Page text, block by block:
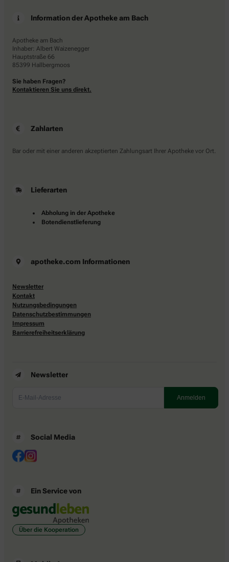
Information der Apotheke am Bach
Apotheke am Bach
Inhaber: Albert Waizenegger
Hauptstraße 66
85399 Hallbergmoos
Sie haben Fragen?
Kontaktieren Sie uns direkt.
Zahlarten
Bar oder mit einer anderen akzeptierten Zahlungsart Ihrer Apotheke vor Ort.
Lieferarten
Abholung in der Apotheke
Botendienstlieferung
apotheke.com Informationen
Newsletter
Kontakt
Nutzungsbedingungen
Datenschutzbestimmungen
Impressum
Barrierefreiheitserklärung
Newsletter
Social Media
Ein Service von
Über die Kooperation